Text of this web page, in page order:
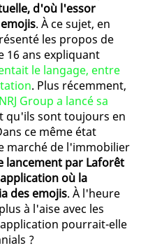
d'où l'essor
. À ce sujet, en
les propos de
16 ans expliquant
le langage, entre
. Plus récemment,
NRJ Group a lancé sa
qu'ils sont toujours en
ce même état
marché de l'immobilier
lancement par Laforêt
où la
des emojis. À l'heure
à l'aise avec les
pourrait-elle
?